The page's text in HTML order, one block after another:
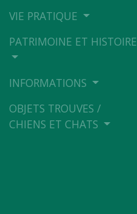
VIE PRATIQUE
PATRIMOINE ET HISTOIRE
INFORMATIONS
OBJETS TROUVES /
CHIENS ET CHATS